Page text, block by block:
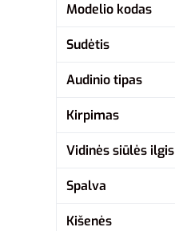
Modelio kodas
Sudėtis
Audinio tipas
Kirpimas
Vidinės siūlės ilgis
Spalva
Kišenės